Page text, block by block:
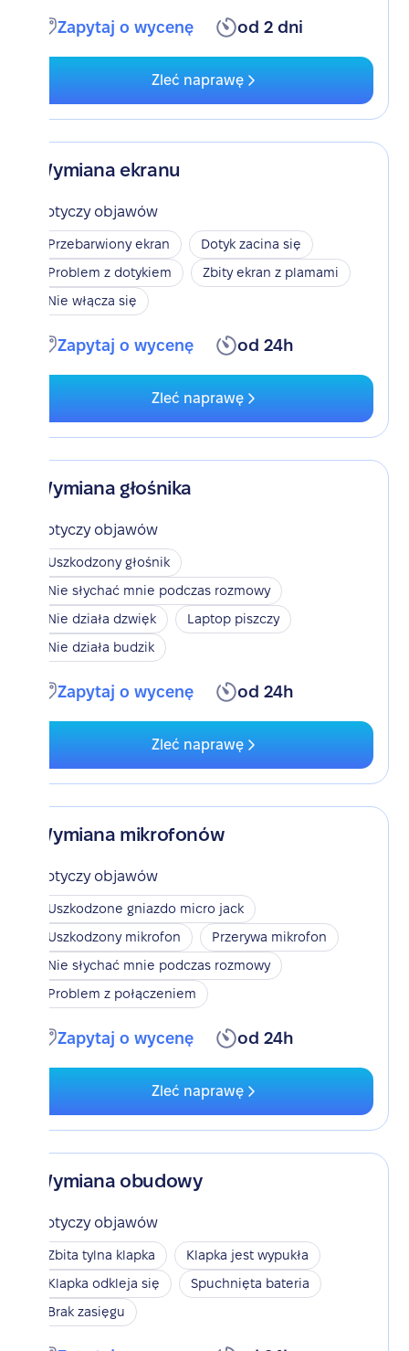
Zapytaj o wycenę od 2 dni
Zleć naprawę
Wymiana ekranu
Dotyczy objawów
Przebarwiony ekran
Dotyk zacina się
Problem z dotykiem
Zbity ekran z plamami
Nie włącza się
Zapytaj o wycenę od 24h
Zleć naprawę
Wymiana głośnika
Dotyczy objawów
Uszkodzony głośnik
Nie słychać mnie podczas rozmowy
Nie działa dzwięk
Laptop piszczy
Nie działa budzik
Zapytaj o wycenę od 24h
Zleć naprawę
Wymiana mikrofonów
Dotyczy objawów
Uszkodzone gniazdo micro jack
Uszkodzony mikrofon
Przerywa mikrofon
Nie słychać mnie podczas rozmowy
Problem z połączeniem
Zapytaj o wycenę od 24h
Zleć naprawę
Wymiana obudowy
Dotyczy objawów
Zbita tylna klapka
Klapka jest wypukła
Klapka odkleja się
Spuchnięta bateria
Brak zasięgu